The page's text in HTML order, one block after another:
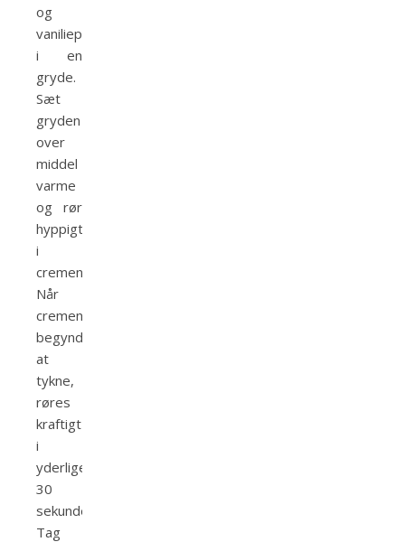
og
vaniliepasta
i en
gryde.
Sæt
gryden
over
middel
varme
og rør
hyppigt
i
cremen.
Når
cremen
begynder
at
tykne,
røres
kraftigt
i
yderligere
30
sekunder.
Tag